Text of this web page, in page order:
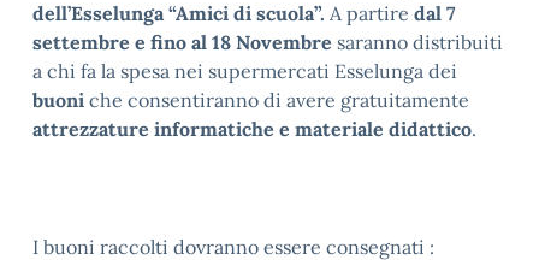
dell’Esselunga “Amici di scuola”. A partire dal 7
settembre e fino al 18 Novembre saranno distribuiti
a chi fa la spesa nei supermercati Esselunga dei
buoni che consentiranno di avere gratuitamente
attrezzature informatiche e materiale didattico.
I buoni raccolti dovranno essere consegnati :